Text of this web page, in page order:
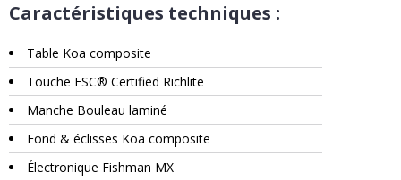
Caractéristiques techniques :
Table Koa composite
Touche FSC® Certified Richlite
Manche Bouleau laminé
Fond & éclisses Koa composite
Électronique Fishman MX